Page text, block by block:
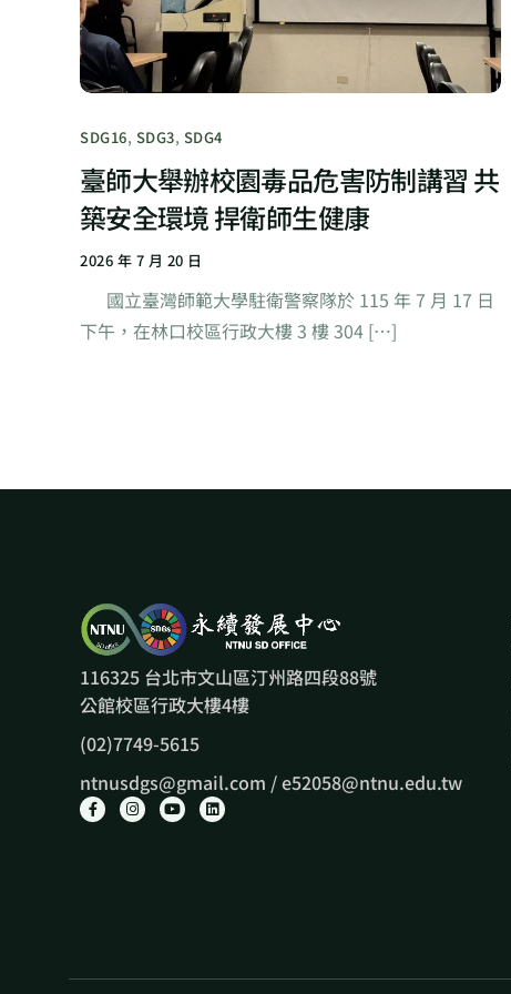
SDG16, SDG3, SDG4
臺師大舉辦校園毒品危害防制講習 共
築安全環境 捍衛師生健康
2026 年 7 月 20 日
國立臺灣師範大學駐衛警察隊於 115 年 7 月 17 日
下午，在林口校區行政大樓 3 樓 304 […]
116325 台北市文山區汀州路四段88號
公館校區行政大樓4樓
(02)7749-5615
ntnusdgs@gmail.com / e52058@ntnu.edu.tw